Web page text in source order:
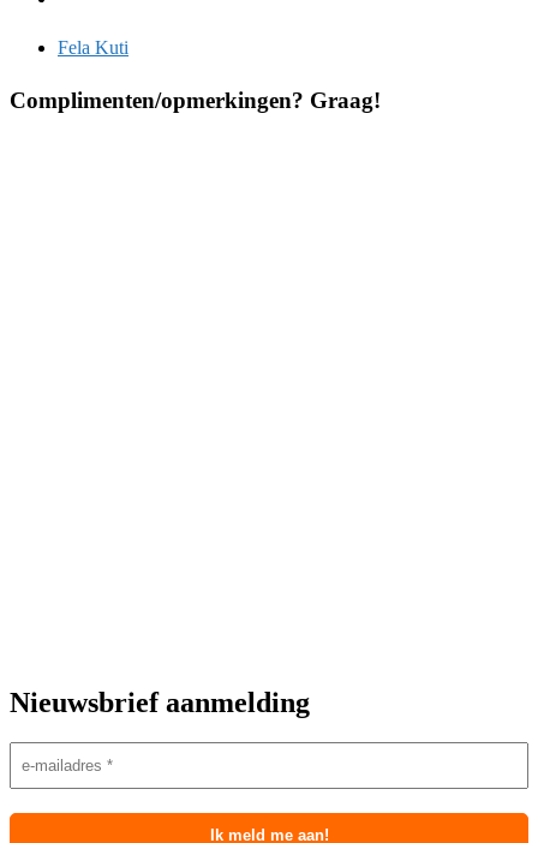
Fela Kuti
Complimenten/opmerkingen? Graag!
Nieuwsbrief aanmelding